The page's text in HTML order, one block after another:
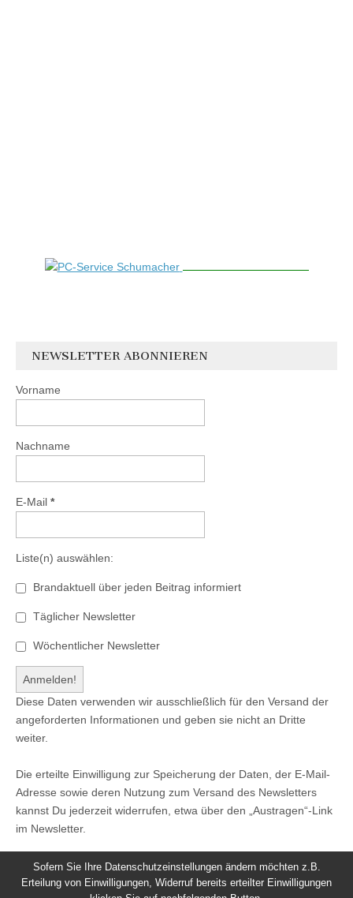
NEWSLETTER ABONNIEREN
Vorname
Nachname
E-Mail *
Liste(n) auswählen:
Brandaktuell über jeden Beitrag informiert
Täglicher Newsletter
Wöchentlicher Newsletter
Diese Daten verwenden wir ausschließlich für den Versand der
angeforderten Informationen und geben sie nicht an Dritte
weiter.
Die erteilte Einwilligung zur Speicherung der Daten, der E-Mail-
Adresse sowie deren Nutzung zum Versand des Newsletters
kannst Du jederzeit widerrufen, etwa über den „Austragen“-Link
im Newsletter.
Sofern Sie Ihre Datenschutzeinstellungen ändern möchten z.B.
Erteilung von Einwilligungen, Widerruf bereits erteilter Einwilligungen